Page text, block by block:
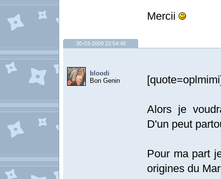
Mercii
30-03-2009 22:54:46
bloodi
Bon Genin
Alors je
D'un peut
Pour ma part
origines du